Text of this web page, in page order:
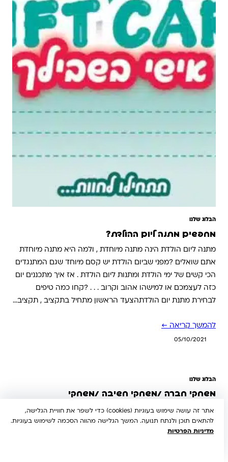
הבלוג שלנו
מחפשים מתנה ליום ההולדת?
מתנה ליום הולדת הינה מתנה מיוחדת , ולמה היא מתנה מיוחדת
אתם שואלים ?מפני שביום הולדת יש קסם מיוחד שגם המתנגדים
הכי קשים של ימי הולדת ומתנות ליום הולדת . אז איך מתכננים יום
כזה לעצמכם או למישהו אהוב וקרוב . . . ?קחו כמה טיפים
לבחירת מתנת יום הולדתהצעד הראשון מתחיל בתקציב , תקציב…
להמשך קריאה ←
05/10/2021
הבלוג שלנו
משחקי חברה /משחקי חשיבה /משחקי
קלפים/משחקי קופסה/משחקי לוח
משחקי חברה הם המשחקים הפופולריים והאהובים ביותר על
ילדים, לכן אם ברצונכם לרכוש מתנה לילדים שתשמח אותם ואף
אתר זה עושה שימוש בעוגיות (cookies) כדי לשפר את חוויית הגלישה,
להתאים תוכן ולנתח תנועה. המשך הגלישה מהווה הסכמה לשימוש בעוגיות.
מדיניות הפרטיות